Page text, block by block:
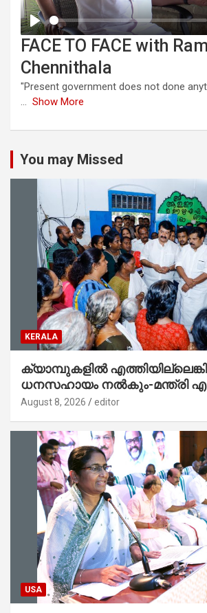
FACE TO FACE with
Chennithala
"Present government does not done
... Show More
You may Missed
KERALA
ക്യാമ്പുകളിൽ
ധനസഹായം നൽകും-മന്ത്രി
അനിൽകുമാർ
August 8, 2026 editor
USA